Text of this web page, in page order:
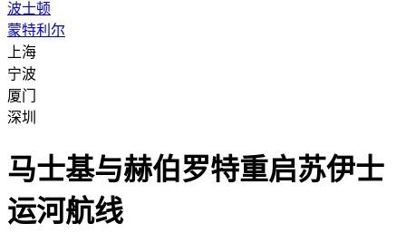
波士顿
蒙特利尔
上海
宁波
厦门
深圳
马士基与赫伯罗特重启苏伊士
运河航线